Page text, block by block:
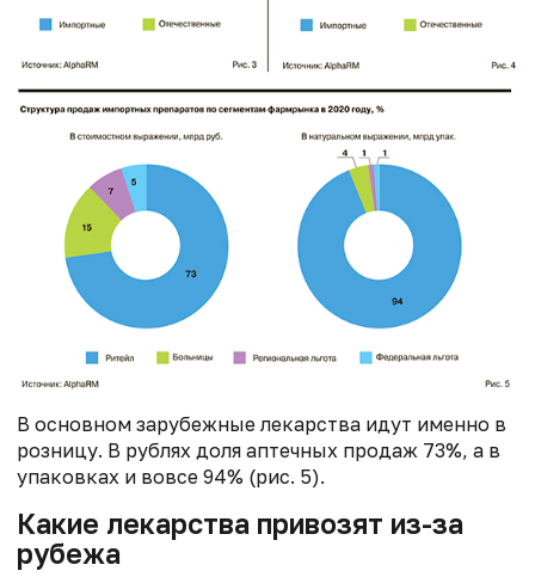
В основном зарубежные лекарства идут именно в
розницу. В рублях доля аптечных продаж 73%, а в
упаковках и вовсе 94% (рис. 5).
Какие лекарства привозят из-за
рубежа